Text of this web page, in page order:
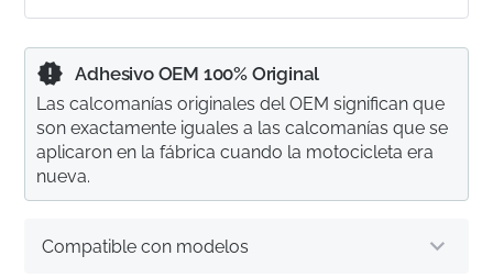
Compatible con modelos
Adhesivo OEM 100% Original
Las calcomanías originales del OEM significan que
son exactamente iguales a las calcomanías que se
aplicaron en la fábrica cuando la motocicleta era
nueva.